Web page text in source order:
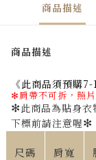
商品描述
商品描述
《此商品須預購
✻肩帶不可拆，照
✻ 此商品為貼身
下標前請注意喔✻
尺碼 肩寬